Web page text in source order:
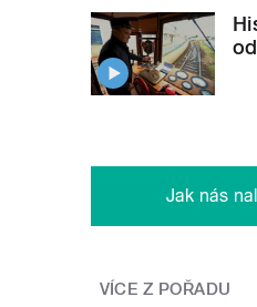
Jak nás
VÍCE Z POŘADU